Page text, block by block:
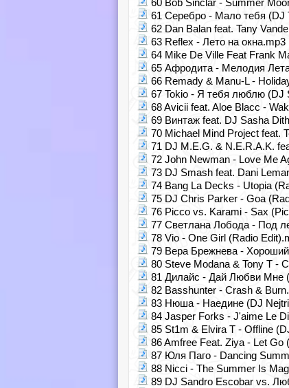
60 Bob Sinclar - Summer
61 Серебро - Мало тебя (DJ
62 Dan Balan feat. Tany
63 Reflex - Лето на окна.mp3
64 Mike De Ville Feat Frank
65 Афродита - Мелодия
66 Remady & Manu-L -
67 Tokio - Я тебя люблю (DJ
68 Avicii feat. Aloe Blacc -
69 Винтаж feat. DJ Sasha
70 Michael Mind Project feat.
71 DJ M.E.G. & N.E.R.A.K.
72 John Newman - Love Me
73 DJ Smash feat. Dani
74 Bang La Decks - Utopia
75 DJ Chris Parker - Goa
76 Picco vs. Karami - Sax
77 Светлана Лобода - Под
78 Vio - One Girl (Radio
79 Вера Брежнева -
80 Steve Modana & Tony T -
81 Дилайс - Дай Любви Мне
82 Basshunter - Crash &
83 Нюша - Наедине (DJ
84 Jasper Forks - J'aime Le
85 St1m & Elvira T - Offline
86 Amfree Feat. Ziya - Let Go
87 Юля Паго - Dancing
88 Nicci - The Summer Is
89 DJ Sandro Escobar vs.